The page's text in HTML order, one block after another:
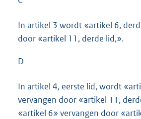
In artikel 3 wordt «artikel 6,
door «artikel 11, derde lid,».
D
In artikel 4, eerste lid, wordt
vervangen door «artikel 11,
«artikel 6» vervangen door